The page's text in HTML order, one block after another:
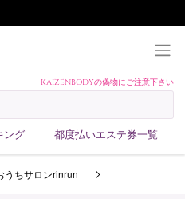
KAIZENBODYの偽物にご注意下さい
ング 都度払いエステ券一覧
方法
ンキング
うちサロンrinrun